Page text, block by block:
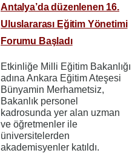
Antalya’da düzenlenen 16.
Uluslararası Eğitim Yönetimi
Forumu Başladı
​​​​​​​Etkinliğe Milli Eğitim Bakanlığı
adına Ankara Eğitim Ateşesi
Bünyamin Merhametsiz,
Bakanlık personel
kadrosunda yer alan uzman
ve öğretmenler ile
üniversitelerden
akademisyenler katıldı.